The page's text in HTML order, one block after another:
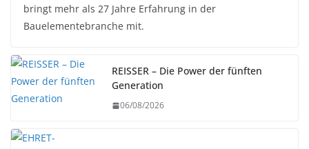
bringt mehr als 27 Jahre Erfahrung in der
Bauelementebranche mit.
REISSER – Die Power der fünften
Generation
06/08/2026